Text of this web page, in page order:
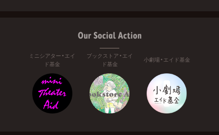
Our Social Action
ミニシアター・エイ
ド基金
ブックストア・エイ
ド基金
小劇場・エイド基金